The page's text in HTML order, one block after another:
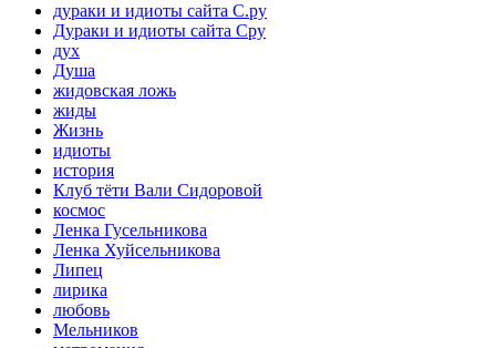
дураки и идиоты сайта С.ру
Дураки и идиоты сайта Сру
дух
Душа
жидовская ложь
жиды
Жизнь
идиоты
история
Клуб тёти Вали Сидоровой
космос
Ленка Гусельникова
Ленка Хуйсельникова
Липец
лирика
любовь
Мельников